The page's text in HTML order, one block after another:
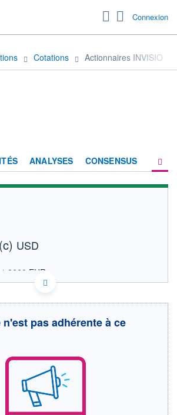
Connexion
Cotations Actionnaires INVISIO
ANALYSES CONSENSUS
(c) USD
1,8660 EUR
DIFFÉRÉ
places
2,1500
+ BAS
0,0000
CAPITAL ÉCHANGÉ
0,00%
pas adhérente à ce